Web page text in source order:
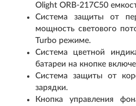
Olight ORB-217C50
Система защиты от
мощность светового
Turbo режиме.
Система цветной
батареи на кнопке
Система защиты от
зарядки.
Кнопка управления